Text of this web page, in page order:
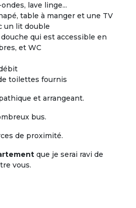
lave linge...
table à manger et une TV
un lit double
qui est accessible en
et WC
toilettes fournis
et arrangeant.
bus.
de proximité.
que je serai ravi de
vous.
dans un